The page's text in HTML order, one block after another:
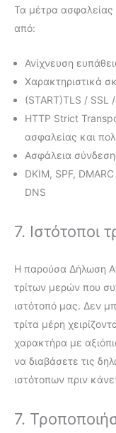
Τα μέτρα ασφαλείας
από:
Ανίχνευση
Χαρακτηριστικά
(START)TLS / SSL
HTTP Strict
ασφαλείας και
Ασφάλεια
DKIM, SPF,
DNS
7. Ιστότοποι
Η παρούσα Δήλωση
τρίτων μερών που
ιστότοπό μας. Δεν
τρίτα μέρη
χαρακτήρα με
να διαβάσετε τις
ιστότοπων πριν
7.